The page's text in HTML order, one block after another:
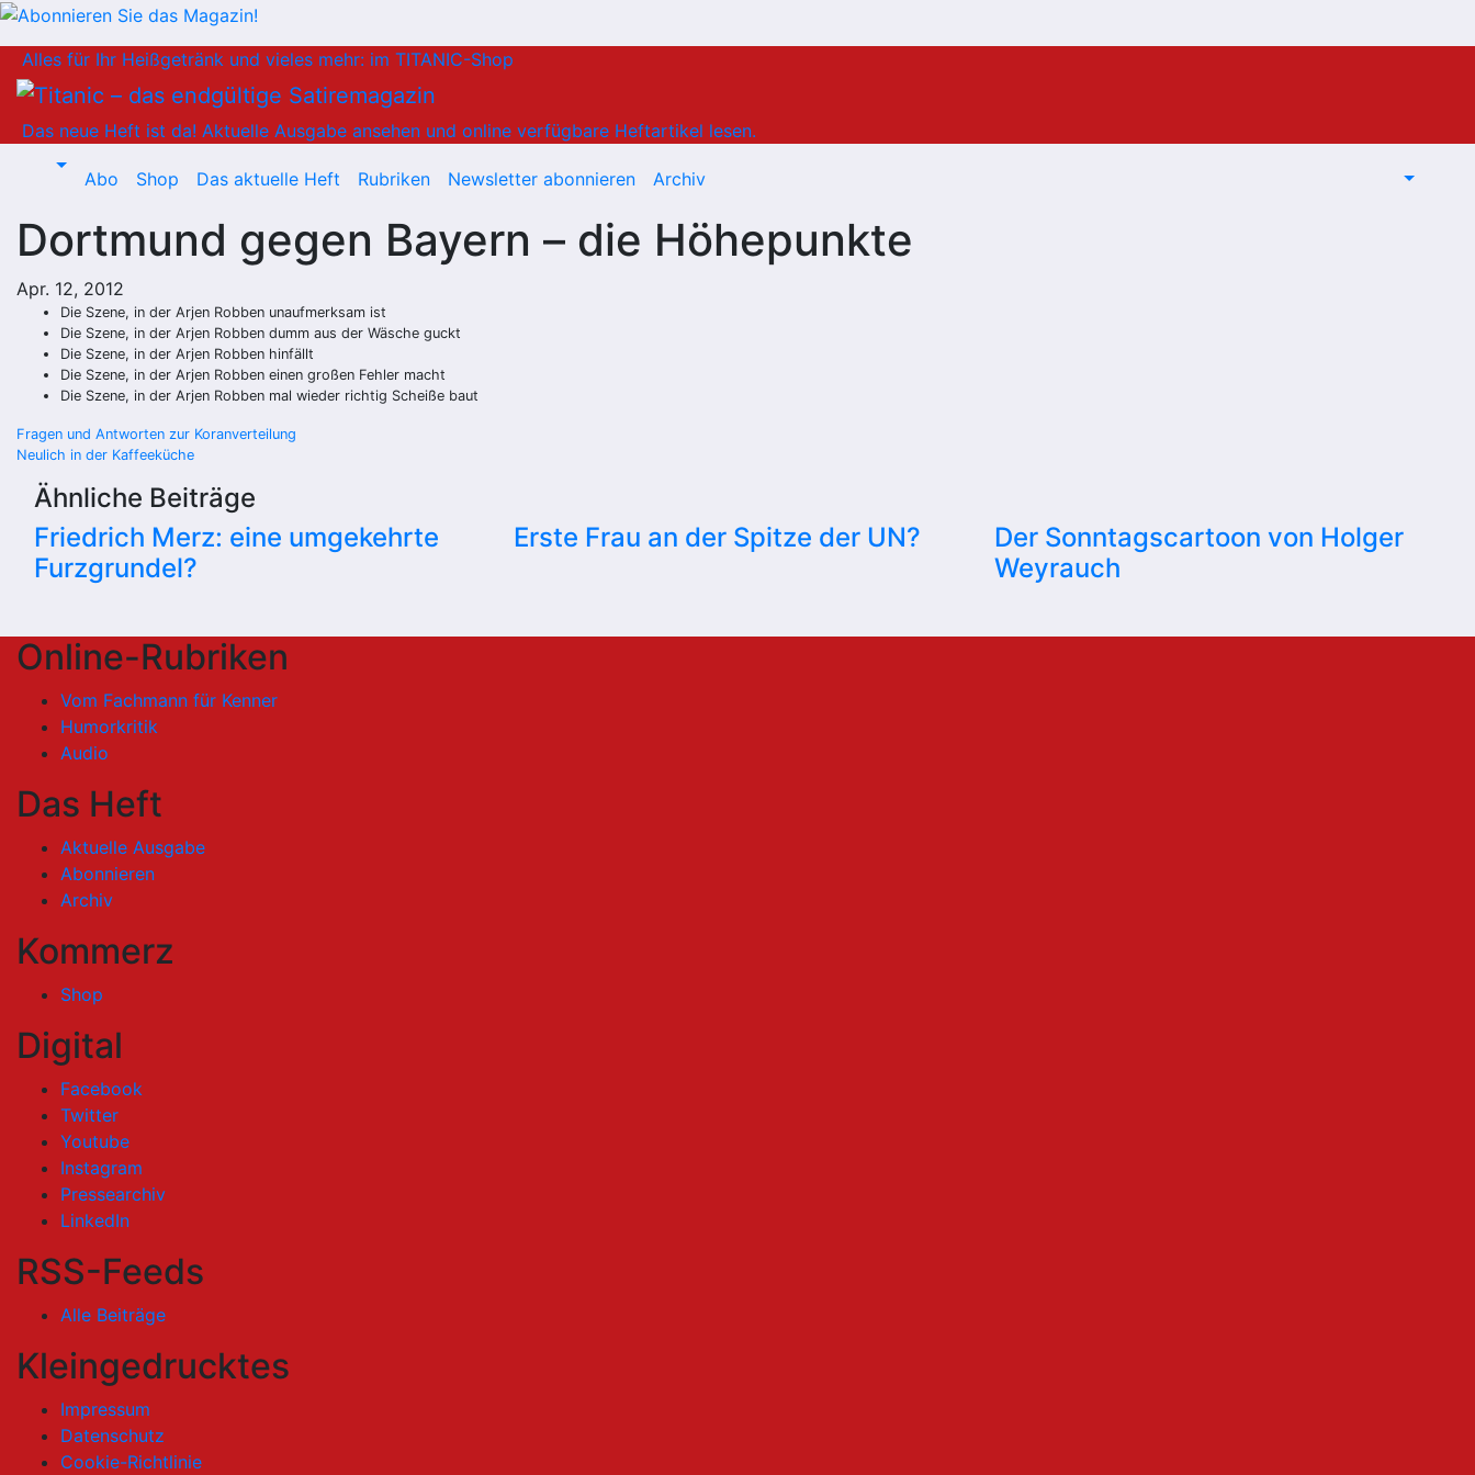
Inhalt
springen
Alles für Ihr Heißgetränk und vieles mehr: im TITANIC-Shop
Das neue Heft ist da! Aktuelle Ausgabe ansehen und online verfügbare Heftartikel lesen.
Abo Shop Das aktuelle Heft Rubriken Newsletter abonnieren Archiv
Dortmund gegen Bayern – die Höhepunkte
Apr. 12, 2012
Die Szene, in der Arjen Robben unaufmerksam ist
Die Szene, in der Arjen Robben dumm aus der Wäsche guckt
Die Szene, in der Arjen Robben hinfällt
Die Szene, in der Arjen Robben einen großen Fehler macht
Die Szene, in der Arjen Robben mal wieder richtig Scheiße baut
Beitragsnavigation
Fragen und Antworten zur Koranverteilung
Neulich in der Kaffeeküche
Ähnliche Beiträge
Friedrich Merz: eine umgekehrte
Furzgrundel?
Erste Frau an der Spitze der UN?
Der Sonntagscartoon von Holger
Weyrauch
Online-Rubriken
Vom Fachmann für Kenner
Humorkritik
Audio
Das Heft
Aktuelle Ausgabe
Abonnieren
Archiv
Kommerz
Shop
Digital
Facebook
Twitter
Youtube
Instagram
Pressearchiv
LinkedIn
RSS-Feeds
Alle Beiträge
Kleingedrucktes
Impressum
Datenschutz
Cookie-Richtlinie